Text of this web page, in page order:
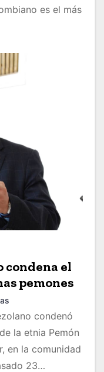
es el más
condena el
pemones
condenó
la etnia Pemón
en la comunidad
23…